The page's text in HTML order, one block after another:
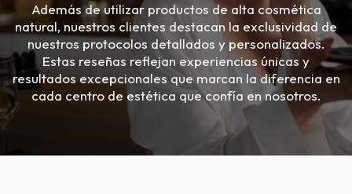
Además de utilizar productos de alta cosmética
natural, nuestros clientes destacan la exclusividad de
nuestros protocolos detallados y personalizados.
Estas reseñas reflejan experiencias únicas y
resultados excepcionales que marcan la diferencia en
cada centro de estética que confía en nosotros.